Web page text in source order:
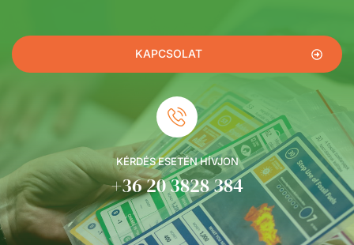
KAPCSOLAT
KÉRDÉS ESETÉN HÍVJON
+36 20 3828 384